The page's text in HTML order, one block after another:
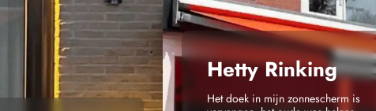
Hetty Rinking
Het doek in mijn zonnescherm is